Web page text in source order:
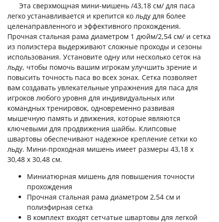
Эта сверхмощная мини-мишень /43,18 см/ для паса
легко устанавливается и крепится ко льду для более
целенаправленного и эффективного прохождения.
Прочная стальная рама диаметром 1 дюйм/2,54 см/ и сетка
из полиэстера выдерживают сложные проходы и сезоны
использования. Установите одну или несколько сеток на
льду, чтобы помочь вашим игрокам улучшить зрение и
повысить точность паса во всех зонах. Сетка позволяет
вам создавать увлекательные упражнения для паса для
игроков любого уровня для индивидуальных или
командных тренировок, одновременно развивая
мышечную память и движения, которые являются
ключевыми для продвижения шайбы. Клипсовые
швартовы обеспечивают надежное крепление сетки ко
льду. Мини-проходная мишень имеет размеры 43,18 x
30,48 x 30,48 см.
Миниатюрная мишень для повышения точности
прохождения
Прочная стальная рама диаметром 2,54 см и
полиэфирная сетка
В комплект входят сетчатые швартовы для легкой